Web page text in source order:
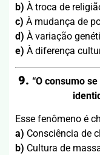
b) À troca de
c) À mudança de
d) À variação
e) À diferença
9. “O consumo
Esse fenômeno é
a) Consciência de
b) Cultura de